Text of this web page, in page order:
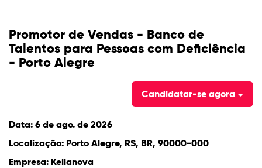
Promotor de Vendas - Banco de
Talentos para Pessoas com Deficiência
- Porto Alegre
Candidatar-se agora
Data: 6 de ago. de 2026
Localização: Porto Alegre, RS, BR, 90000-000
Empresa: Kellanova